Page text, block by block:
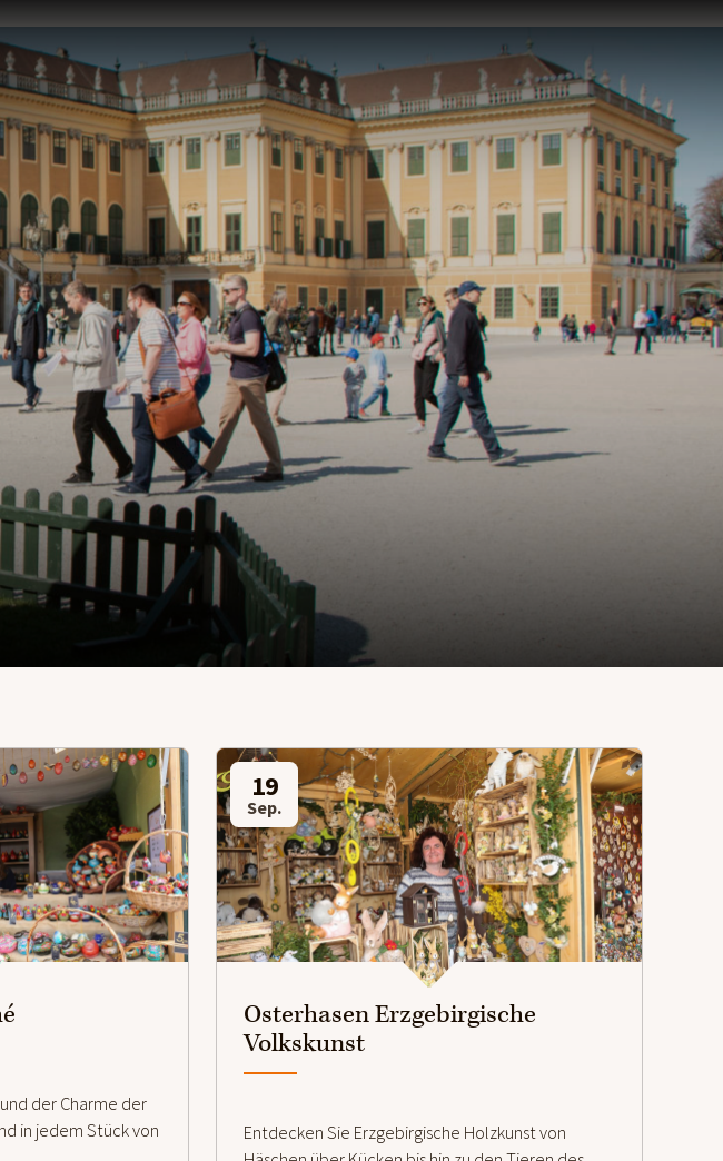
der Charme der
in jedem Stück von
19
Sep.
Osterhasen Erzgebirgische
Volkskunst
Entdecken Sie Erzgebirgische Holzkunst von